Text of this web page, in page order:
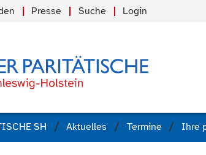
Presse Suche Login
SH Aktuelles Termine Ihre